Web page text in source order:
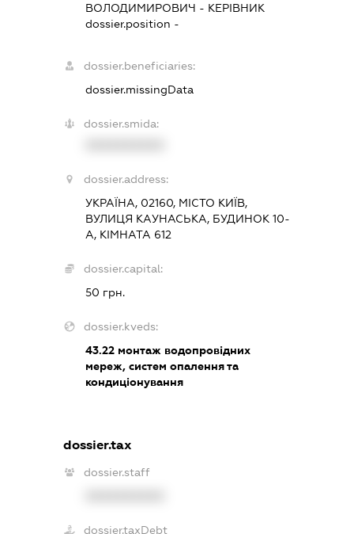
ВОЛОДИМИРОВИЧ - КЕРІВНИК
dossier.position -
dossier.beneficiaries:
dossier.missingData
dossier.smida:
dossier.address:
УКРАЇНА, 02160, МІСТО КИЇВ,
ВУЛИЦЯ КАУНАСЬКА, БУДИНОК 10-
А, КІМНАТА 612
dossier.capital:
50 грн.
dossier.kveds:
43.22монтаж водопровідних
мереж, систем опалення та
кондиціонування
dossier.tax
dossier.staff
dossier.taxDebt